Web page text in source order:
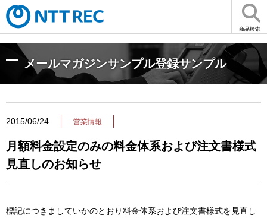
商品検索
メールマガジンサンプル登録サンプル
2015/06/24 営業情報
月額料金設定のみの料金体系および注文書様式
見直しのお知らせ
標記につきましていかのとおり料金体系および注文書様式を見直し